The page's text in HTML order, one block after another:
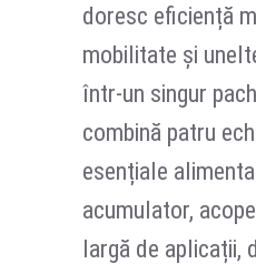
doresc eficiență
mobilitate și
într-un singur
combină patru
esențiale
acumulator,
largă de aplicații,